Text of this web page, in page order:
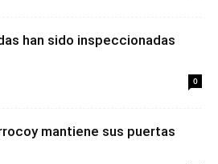
han sido inspeccionadas
0
mantiene sus puertas